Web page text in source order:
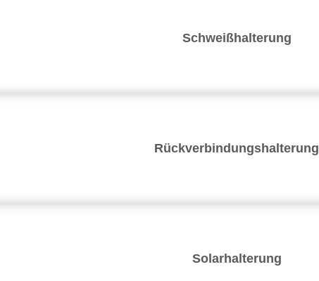
Schweißhalterung
Rückverbindungshalterung
Solarhalterung